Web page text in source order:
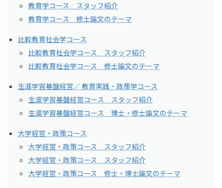
教育学コース スタッフ紹介
教育学コース 修士論文のテーマ
比較教育社会学コース
比較教育社会学コース スタッフ紹介
比較教育社会学コース 修士論文のテーマ
生涯学習基盤経営／ 教育実践・政策学コース
生涯学習基盤経営コース スタッフ紹介
生涯学習基盤経営コース 博士・修士論文のテーマ
大学経営・政策コース
大学経営・政策コース スタッフ紹介
大学経営・政策コース スタッフ紹介
大学経営・政策コース 修士・博士論文のテーマ